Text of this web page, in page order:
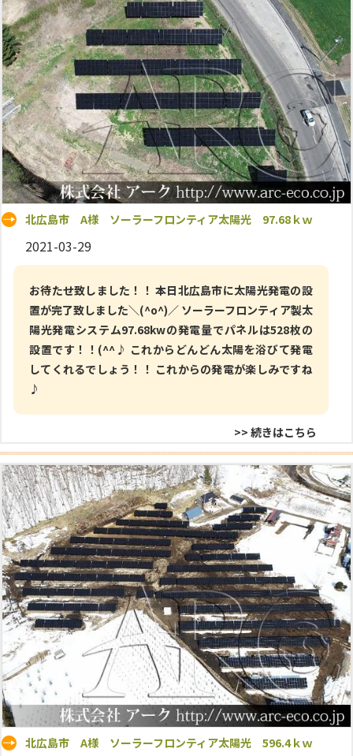
北広島市 A様 ソーラーフロンティア太陽光 97.68ｋｗ
2021-03-29
お待たせ致しました！！ 本日北広島市に太陽光発電の設
置が完了致しました＼(^o^)／ ソーラーフロンティア製太
陽光発電システム97.68kwの発電量でパネルは528枚の
設置です！！(^^♪ これからどんどん太陽を浴びて発電
してくれるでしょう！！ これからの発電が楽しみですね
♪
>> 続きはこちら
北広島市 A様 ソーラーフロンティア太陽光 596.4ｋｗ